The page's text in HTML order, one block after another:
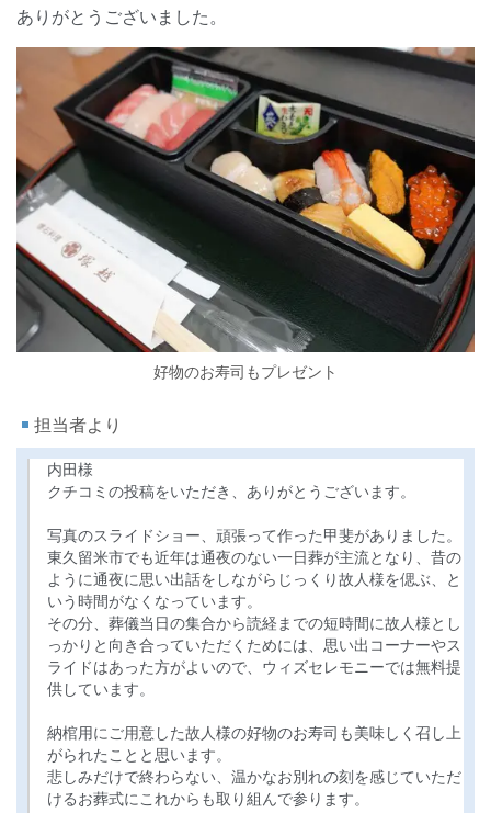
ありがとうございました。
好物のお寿司もプレゼント
担当者より
内田様
クチコミの投稿をいただき、ありがとうございます。
写真のスライドショー、頑張って作った甲斐がありました。
東久留米市でも近年は通夜のない一日葬が主流となり、昔の
ように通夜に思い出話をしながらじっくり故人様を偲ぶ、と
いう時間がなくなっています。
その分、葬儀当日の集合から読経までの短時間に故人様とし
っかりと向き合っていただくためには、思い出コーナーやス
ライドはあった方がよいので、ウィズセレモニーでは無料提
供しています。
納棺用にご用意した故人様の好物のお寿司も美味しく召し上
がられたことと思います。
悲しみだけで終わらない、温かなお別れの刻を感じていただ
けるお葬式にこれからも取り組んで参ります。